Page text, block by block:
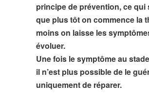
principe de prévention, ce qui
que plus tôt on commence la
moins on laisse les
évoluer.
Une fois le symptôme au
il n’est plus possible de le
uniquement de réparer.